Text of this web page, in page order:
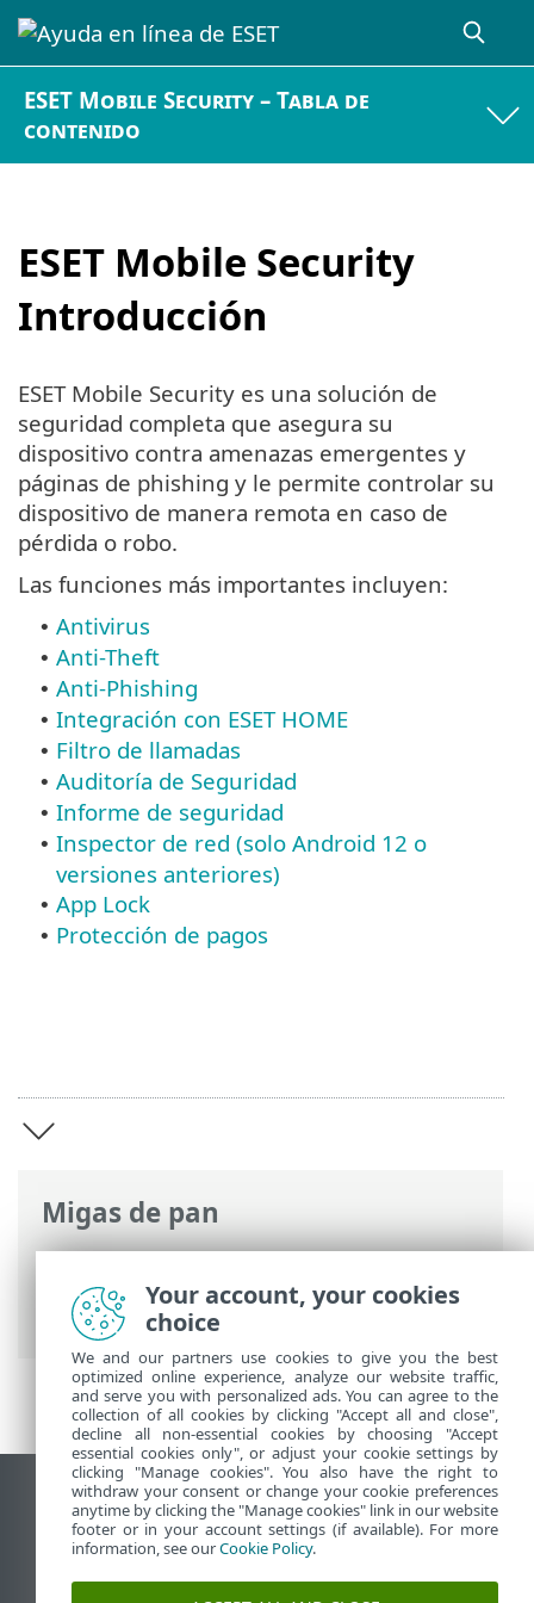
ESET Mobile Security – Tabla de
contenido
ESET Mobile Security
Introducción
Migas de pan
Ayuda en línea de ESET>ESET Mobile
Security >ESET Mobile Security
Introducción
ESET Mobile Security es una solución de
seguridad completa que asegura su
dispositivo contra amenazas emergentes y
páginas de phishing y le permite controlar su
dispositivo de manera remota en caso de
pérdida o robo.
Las funciones más importantes incluyen:
• Antivirus
• Anti-Theft
• Anti-Phishing
• Integración con ESET HOME
• Filtro de llamadas
• Auditoría de Seguridad
• Informe de seguridad
• Inspector de red (solo Android 12 o
versiones anteriores)
• App Lock
• Protección de pagos
Ver sitio del escritorio
End of Life
Base de conocimiento de ESET
Foro de ESET
Your account, your cookies
choice
We and our partners use cookies to give you the best
optimized online experience, analyze our website traffic,
and serve you with personalized ads. You can agree to the
collection of all cookies by clicking "Accept all and close",
decline all non-essential cookies by choosing "Accept
essential cookies only", or adjust your cookie settings by
clicking "Manage cookies". You also have the right to
withdraw your consent or change your cookie preferences
anytime by clicking the "Manage cookies" link in our website
footer or in your account settings (if available). For more
information, see ourCookie Policy.